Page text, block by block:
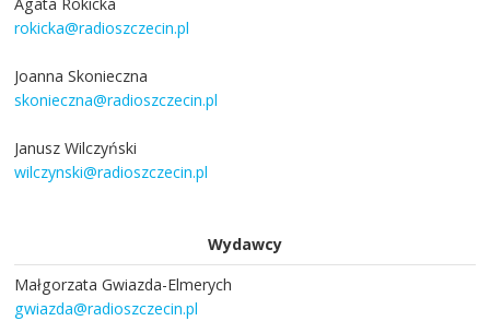
rokicka@radioszczecin.pl
Joanna Skonieczna
skonieczna@radioszczecin.pl
Janusz Wilczyński
wilczynski@radioszczecin.pl
Wydawcy
Małgorzata Gwiazda-Elmerych
gwiazda@radioszczecin.pl